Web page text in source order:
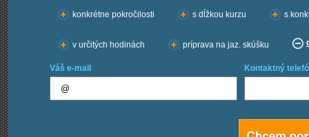
konkrétne pokročilosti
s dĺžkou kurzu s
v určitých hodinách príprava na jaz. skúšku
Váš e-mail Kontaktný